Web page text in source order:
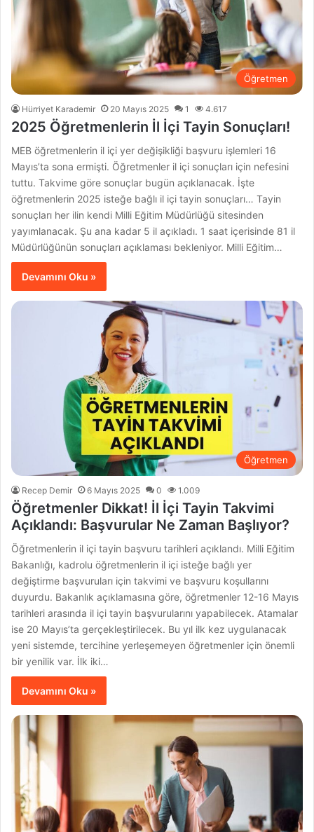
Öğretmen
Hürriyet Karademir 20 Mayıs 2025 1 4.617
2025 Öğretmenlerin İl İçi Tayin Sonuçları!
MEB öğretmenlerin il içi yer değişikliği başvuru işlemleri 16
Mayıs’ta sona ermişti. Öğretmenler il içi sonuçları için nefesini
tuttu. Takvime göre sonuçlar bugün açıklanacak. İşte
öğretmenlerin 2025 isteğe bağlı il içi tayin sonuçları… Tayin
sonuçları her ilin kendi Milli Eğitim Müdürlüğü sitesinden
yayımlanacak. Şu ana kadar 5 il açıkladı. 1 saat içerisinde 81 il
Müdürlüğünün sonuçları açıklaması bekleniyor. Milli Eğitim…
Devamını Oku »
Öğretmen
Recep Demir 6 Mayıs 2025 0 1.009
Öğretmenler Dikkat! İl İçi Tayin Takvimi
Açıklandı: Başvurular Ne Zaman Başlıyor?
Öğretmenlerin il içi tayin başvuru tarihleri açıklandı. Milli Eğitim
Bakanlığı, kadrolu öğretmenlerin il içi isteğe bağlı yer
değiştirme başvuruları için takvimi ve başvuru koşullarını
duyurdu. Bakanlık açıklamasına göre, öğretmenler 12-16 Mayıs
tarihleri arasında il içi tayin başvurularını yapabilecek. Atamalar
ise 20 Mayıs’ta gerçekleştirilecek. Bu yıl ilk kez uygulanacak
yeni sistemde, tercihine yerleşemeyen öğretmenler için önemli
bir yenilik var. İlk iki…
Devamını Oku »